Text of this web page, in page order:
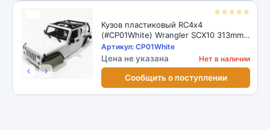
☆☆☆☆☆
‹ ›
Кузов пластиковый RС4x4
(#CP01White) Wrangler SCX10 313mm
PVC Кузов белый
Артикул: CP01White
Цена не указана Нет в наличии
Сообщить о поступлении